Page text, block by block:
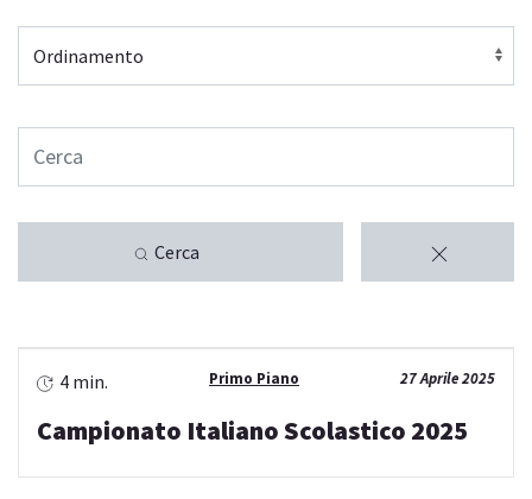
Cerca
27 Aprile 2025
Primo Piano
4 min.
Campionato Italiano Scolastico 2025